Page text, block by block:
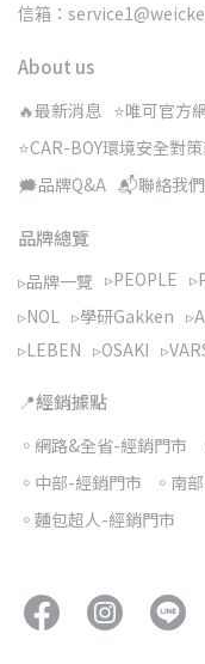
信箱：
About us
🔥最新消息 ⭐唯可官方
⭐CAR-BOY環境安全對
🗯️品牌Q&A 📬聯絡我
品牌總覽
▹品牌一覽 ▹PEOPLE
▹NOL ▹學研Gakken
▹LEBEN ▹OSAKI
📍經銷據點
◦網路&全省-經銷門市
◦中部-經銷門市
◦南
◦麵包超人-經銷門市